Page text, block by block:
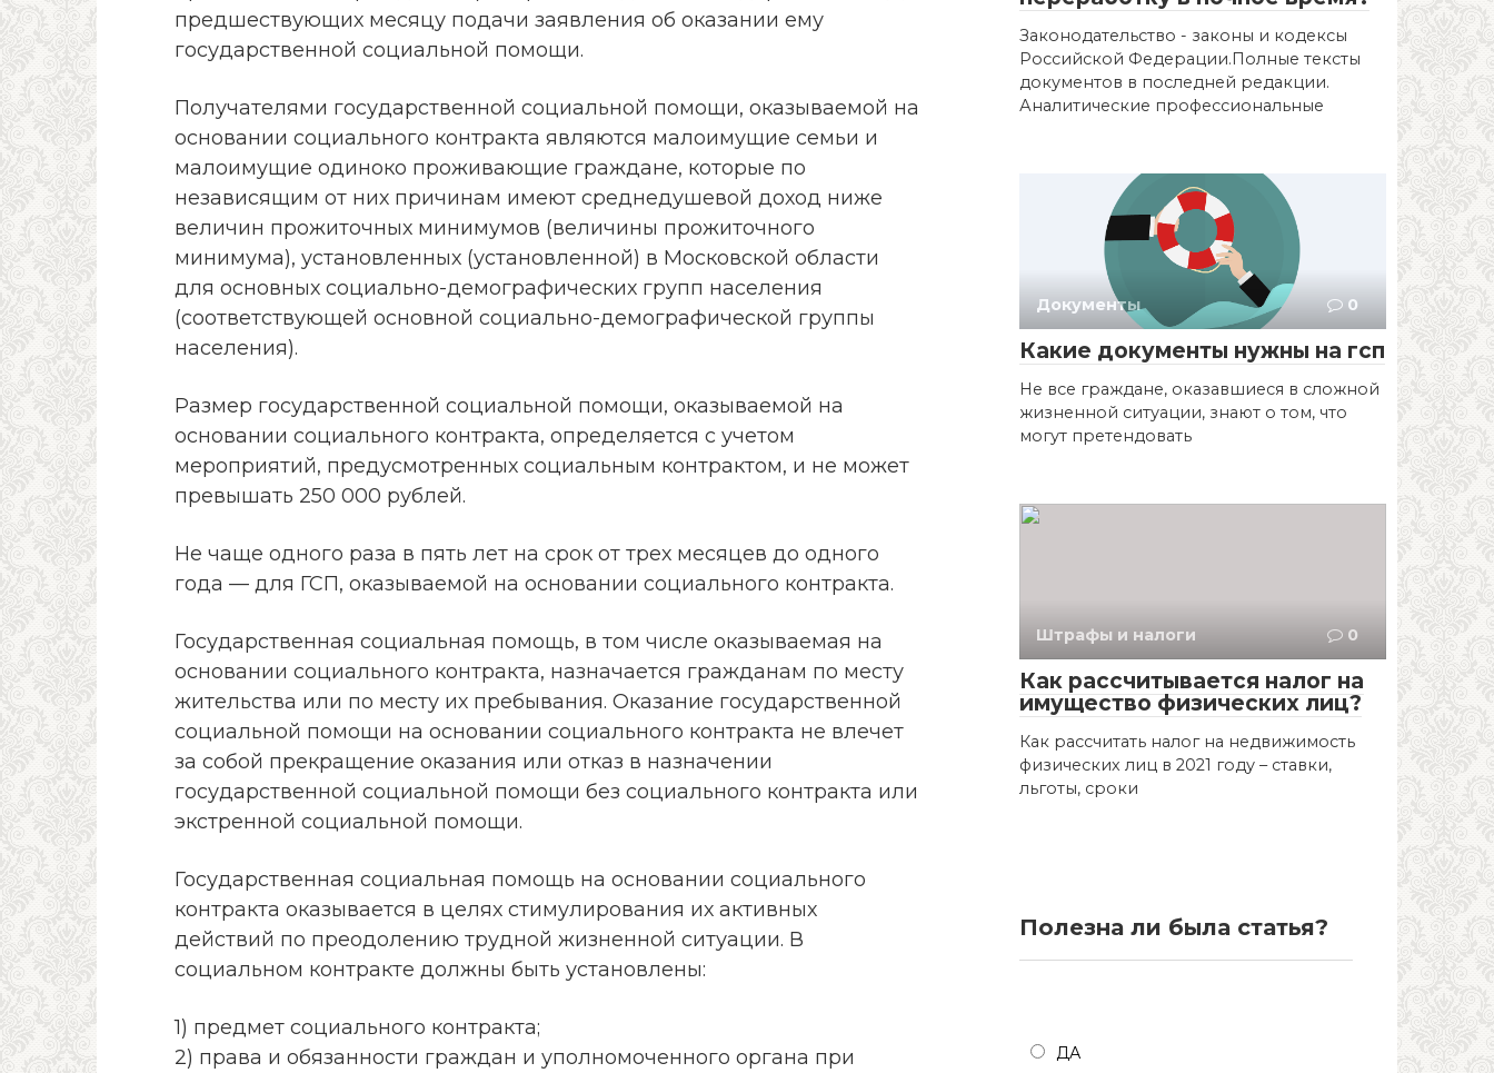
предшествующих месяцу подачи заявления об оказании ему
государственной социальной помощи.
Получателями государственной социальной помощи, оказываемой на
основании социального контракта являются малоимущие семьи и
малоимущие одиноко проживающие граждане, которые по
независящим от них причинам имеют среднедушевой доход ниже
величин прожиточных минимумов (величины прожиточного
минимума), установленных (установленной) в Московской области
для основных социально-демографических групп населения
(соответствующей основной социально-демографической группы
населения).
Размер государственной социальной помощи, оказываемой на
основании социального контракта, определяется с учетом
мероприятий, предусмотренных социальным контрактом, и не может
превышать 250 000 рублей.
Не чаще одного раза в пять лет на срок от трех месяцев до одного
года — для ГСП, оказываемой на основании социального контракта.
Государственная социальная помощь, в том числе оказываемая на
основании социального контракта, назначается гражданам по месту
жительства или по месту их пребывания. Оказание государственной
социальной помощи на основании социального контракта не влечет
за собой прекращение оказания или отказ в назначении
государственной социальной помощи без социального контракта или
экстренной социальной помощи.
Государственная социальная помощь на основании социального
контракта оказывается в целях стимулирования их активных
действий по преодолению трудной жизненной ситуации. В
социальном контракте должны быть установлены:
1) предмет социального контракта;
2) права и обязанности граждан и уполномоченного органа при
Законодательство - законы и кодексы
Российской Федерации.Полные тексты
документов в последней редакции.
Аналитические профессиональные
Документы 0
Какие документы нужны на гсп
Не все граждане, оказавшиеся в сложной
жизненной ситуации, знают о том, что
могут претендовать
Штрафы и налоги 0
Как рассчитывается налог на
имущество физических лиц?
Как рассчитать налог на недвижимость
физических лиц в 2021 году – ставки,
льготы, сроки
Полезна ли была статья?
ДА